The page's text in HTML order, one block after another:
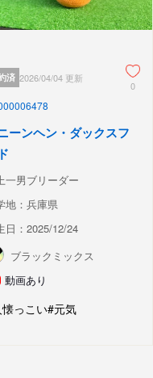
済 2026/04/04 更新
0
ーンヘン・ダックスフ
一男ブリーダー
地：兵庫県
日：2025/12/24
ブラックミックス
動画あり
っこい#元気